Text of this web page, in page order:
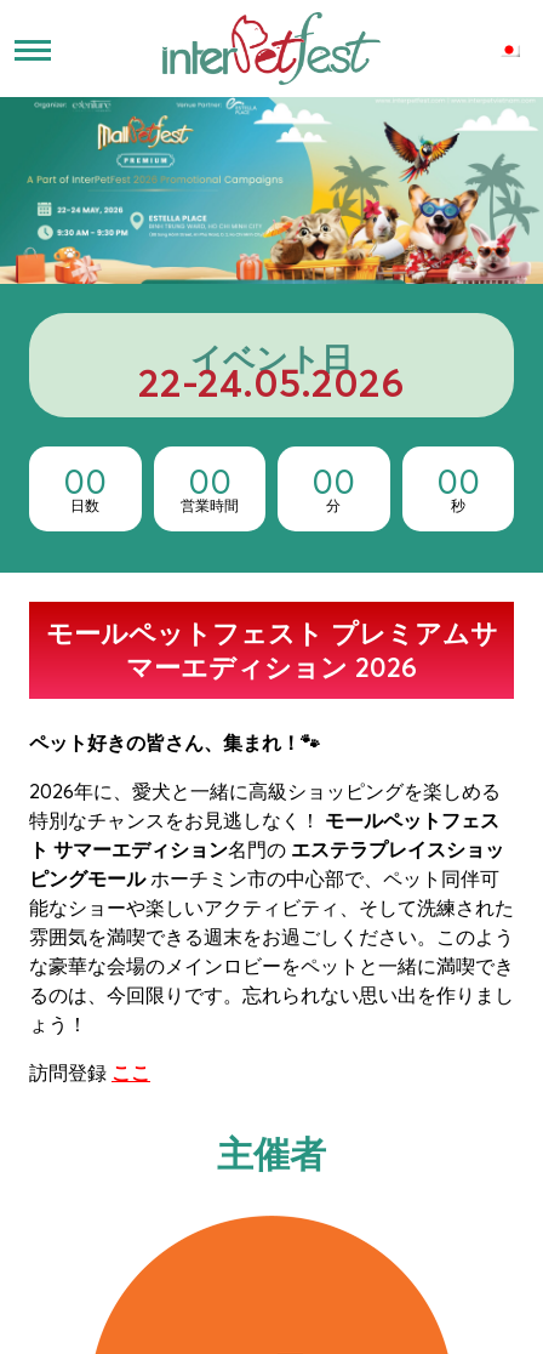
イベント日
22-24.05.2026
00
日数
00
営業時間
00
分
00
秒
モールペットフェスト プレミアムサ
マーエディション 2026
ペット好きの皆さん、集まれ！🐾
2026年に、愛犬と一緒に高級ショッピングを楽しめる
特別なチャンスをお見逃しなく！ モールペットフェス
ト サマーエディション名門の エステラプレイスショッ
ピングモールホーチミン市の中心部で、ペット同伴可
能なショーや楽しいアクティビティ、そして洗練された
雰囲気を満喫できる週末をお過ごしください。このよう
な豪華な会場のメインロビーをペットと一緒に満喫でき
るのは、今回限りです。忘れられない思い出を作りまし
ょう！
訪問登録 ここ
主催者